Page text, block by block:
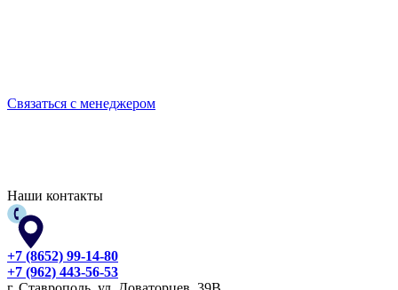
Связаться с менеджером
Наши контакты
+7 (8652) 99-14-80
+7 (962) 443-56-53